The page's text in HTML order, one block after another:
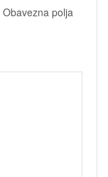
Obavezna polja